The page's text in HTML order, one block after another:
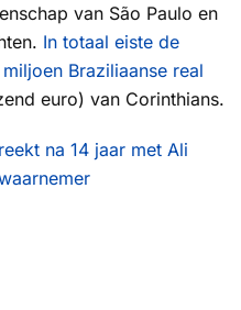
van São Paulo en
In totaal eiste de
Braziliaanse real
euro) van Corinthians.
na 14 jaar met Ali